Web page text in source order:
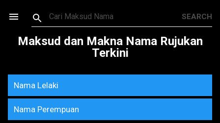
Skip to main content
Maksud dan Makna Nama Rujukan
Terkini
Nama Lelaki
Nama Perempuan